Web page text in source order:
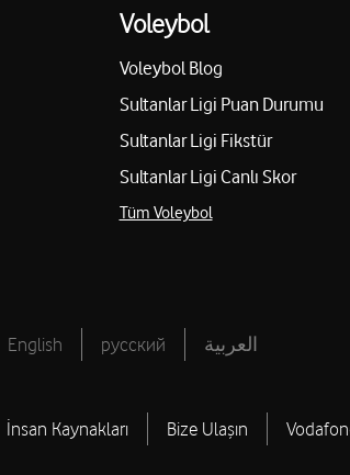
Voleybol
Voleybol Blog
Sultanlar Ligi Puan Durumu
Sultanlar Ligi Fikstür
Sultanlar Ligi Canlı Skor
Tüm Voleybol
English русский العربية
İnsan Kaynakları Bize Ulaşın